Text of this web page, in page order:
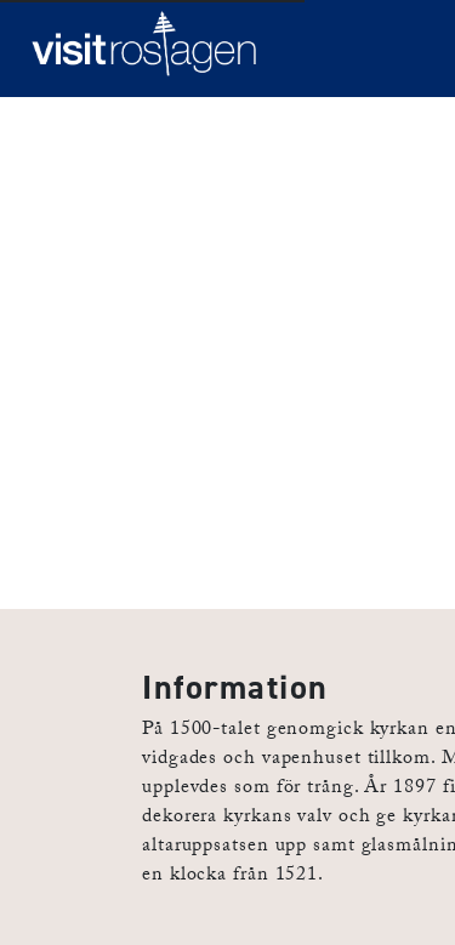
Information
På 1500-talet genomgick kyrkan
vidgades och vapenhuset tillkom.
upplevdes som för trång. År
dekorera kyrkans valv och ge
altaruppsatsen upp samt
en klocka från 1521.